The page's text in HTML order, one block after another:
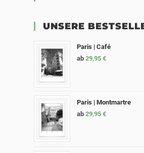
UNSERE
Paris | Café
ab29,95€
Paris | Montmartre
ab29,95€